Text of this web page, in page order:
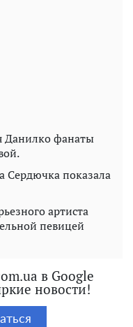
Данилко фанаты
Сердючка показала
артиста
певицей
в Google
новости!